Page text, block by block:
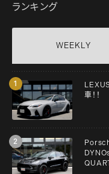
ランキング
WEEKLY
車！！